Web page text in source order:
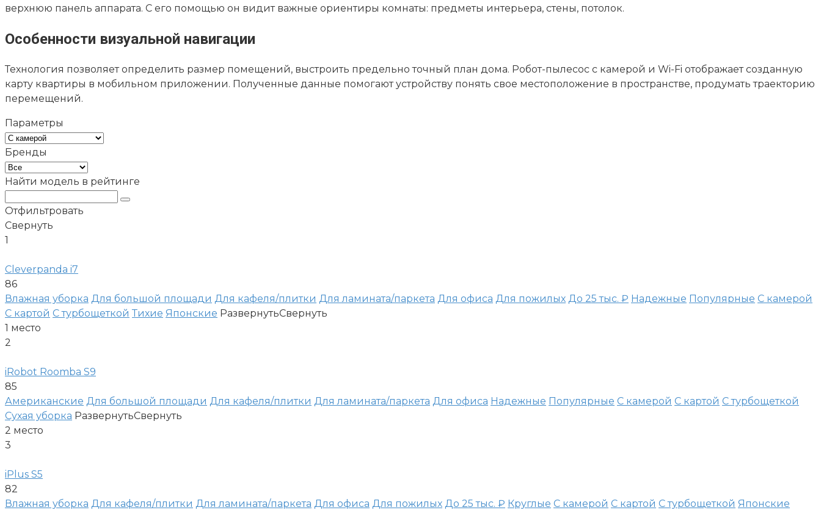
верхнюю панель аппарата. С его помощью он видит важные ориентиры комнаты: предметы интерьера, стены, потолок.
Особенности визуальной навигации
Технология позволяет определить размер помещений, выстроить предельно точный план дома. Робот-пылесос с камерой и Wi-Fi отображает созданную
карту квартиры в мобильном приложении. Полученные данные помогают устройству понять свое местоположение в пространстве, продумать траекторию
перемещений.
Параметры
Бренды
Найти модель в рейтинге
Отфильтровать
Свернуть
1
Cleverpanda i7
86
Влажная уборка Для большой площади Для кафеля/плитки Для ламината/паркета Для офиса Для пожилых До 25 тыс. ₽ Надежные Популярные С камерой
С картой С турбощеткой Тихие Японские РазвернутьСвернуть
1 место
2
iRobot Roomba S9
85
Американские Для большой площади Для кафеля/плитки Для ламината/паркета Для офиса Надежные Популярные С камерой С картой С турбощеткой
Сухая уборка РазвернутьСвернуть
2 место
3
iPlus S5
82
Влажная уборка Для кафеля/плитки Для ламината/паркета Для офиса Для пожилых До 25 тыс. ₽ Круглые С камерой С картой С турбощеткой Японские